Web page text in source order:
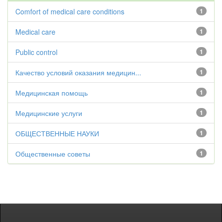
1
Comfort of medical care conditions
1
Medical care
1
Public control
1
Качество условий оказания медицин...
1
Медицинская помощь
1
Медицинские услуги
1
ОБЩЕСТВЕННЫЕ НАУКИ
1
Общественные советы